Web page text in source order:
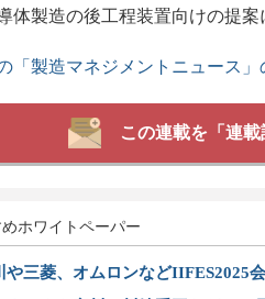
体製造の後工程装置向けの提
「製造マネジメントニュース」
この連載を「連
ホワイトペーパー
や三菱、オムロンなどIIFES2025